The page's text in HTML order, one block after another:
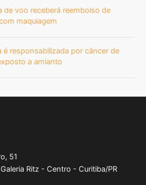
de voo receberá reembolso de
maquiagem
é responsabilizada por câncer de
a amianto
51
Ritz - Centro - Curitiba/PR